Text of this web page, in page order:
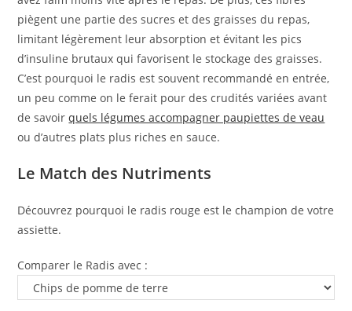
piègent une partie des sucres et des graisses du repas,
limitant légèrement leur absorption et évitant les pics
d’insuline brutaux qui favorisent le stockage des graisses.
C’est pourquoi le radis est souvent recommandé en entrée,
un peu comme on le ferait pour des crudités variées avant
de savoirquels légumes accompagner paupiettes de veau
ou d’autres plats plus riches en sauce.
Le Match des Nutriments
Découvrez pourquoi le radis rouge est le champion de votre
assiette.
Comparer le Radis avec :